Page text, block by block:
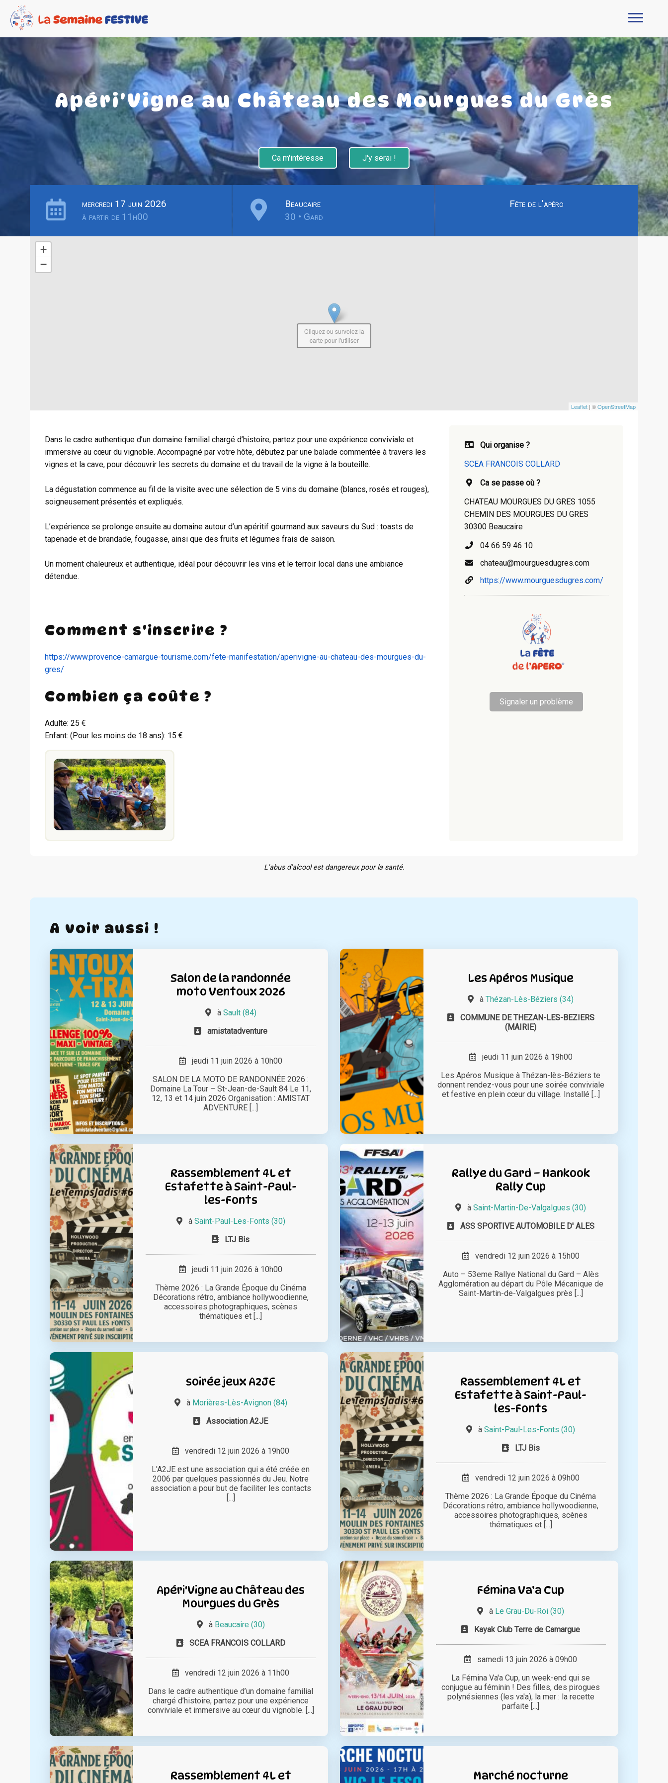
Apéri'Vigne au Château des Mourgues du Grès
Ca m'intéresse J'y serai !
mercredi 17 juin 2026
à partir de 11h00
Beaucaire
30 • Gard
Fête de l'apéro
+
−
Leaflet | ©OpenStreetMap
Cliquez ou survolez la
carte pour l'utiliser
Dans le cadre authentique d’un domaine familial chargé d’histoire, partez pour une expérience conviviale et
immersive au cœur du vignoble. Accompagné par votre hôte, débutez par une balade commentée à travers les
vignes et la cave, pour découvrir les secrets du domaine et du travail de la vigne à la bouteille.
La dégustation commence au fil de la visite avec une sélection de 5 vins du domaine (blancs, rosés et rouges),
soigneusement présentés et expliqués.
L’expérience se prolonge ensuite au domaine autour d’un apéritif gourmand aux saveurs du Sud : toasts de
tapenade et de brandade, fougasse, ainsi que des fruits et légumes frais de saison.
Un moment chaleureux et authentique, idéal pour découvrir les vins et le terroir local dans une ambiance
détendue.
Comment s'inscrire ?
https://www.provence-camargue-tourisme.com/fete-manifestation/aperivigne-au-chateau-des-mourgues-du-
gres/
Combien ça coûte ?
Adulte: 25 €
Enfant: (Pour les moins de 18 ans): 15 €
Qui organise ?
SCEA FRANCOIS COLLARD
Ca se passe où ?
CHATEAU MOURGUES DU GRES 1055
CHEMIN DES MOURGUES DU GRES
30300 Beaucaire
04 66 59 46 10
chateau@mourguesdugres.com
https://www.mourguesdugres.com/
Signaler un problème
L'abus d'alcool est dangereux pour la santé.
A voir aussi !
Salon de la randonnée
moto Ventoux 2026
à Sault (84)
amistatadventure
jeudi 11 juin 2026 à 10h00
SALON DE LA MOTO DE RANDONNÉE 2026 :
Domaine La Tour – St-Jean-de-Sault 84 Le 11,
12, 13 et 14 juin 2026 Organisation : AMISTAT
ADVENTURE [...]
Les Apéros Musique
àThézan-Lès-Béziers (34)
COMMUNE DE THEZAN-LES-BEZIERS
(MAIRIE)
jeudi 11 juin 2026 à 19h00
Les Apéros Musique à Thézan-lès-Béziers te
donnent rendez-vous pour une soirée conviviale
et festive en plein cœur du village. Installé [...]
Rassemblement 4L et
Estafette à Saint-Paul-
les-Fonts
à Saint-Paul-Les-Fonts (30)
LTJ Bis
jeudi 11 juin 2026 à 10h00
Thème 2026 : La Grande Époque du Cinéma
Décorations rétro, ambiance hollywoodienne,
accessoires photographiques, scènes
thématiques et [...]
Rallye du Gard – Hankook
Rally Cup
àSaint-Martin-De-Valgalgues (30)
ASS SPORTIVE AUTOMOBILE D' ALES
vendredi 12 juin 2026 à 15h00
Auto – 53eme Rallye National du Gard – Alès
Agglomération au départ du Pôle Mécanique de
Saint-Martin-de-Valgalgues près [...]
soirée jeux A2JE
à Morières-Lès-Avignon (84)
Association A2JE
vendredi 12 juin 2026 à 19h00
L'A2JE est une association qui a été créée en
2006 par quelques passionnés du Jeu. Notre
association a pour but de faciliter les contacts
[...]
Rassemblement 4L et
Estafette à Saint-Paul-
les-Fonts
àSaint-Paul-Les-Fonts (30)
LTJ Bis
vendredi 12 juin 2026 à 09h00
Thème 2026 : La Grande Époque du Cinéma
Décorations rétro, ambiance hollywoodienne,
accessoires photographiques, scènes
thématiques et [...]
Apéri'Vigne au Château des
Mourgues du Grès
à Beaucaire (30)
SCEA FRANCOIS COLLARD
vendredi 12 juin 2026 à 11h00
Dans le cadre authentique d’un domaine familial
chargé d’histoire, partez pour une expérience
conviviale et immersive au cœur du vignoble. [...]
Fémina Va’a Cup
à Le Grau-Du-Roi (30)
Kayak Club Terre de Camargue
samedi 13 juin 2026 à 09h00
La Fémina Va'a Cup, un week-end qui se
conjugue au féminin ! Des filles, des pirogues
polynésiennes (les va'a), la mer : la recette
parfaite [...]
Rassemblement 4L et
Marché nocturne